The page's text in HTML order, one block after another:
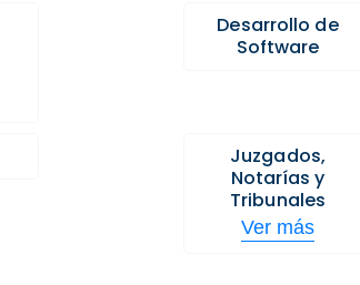
Desarrollo de
Software
Juzgados,
Notarías y
Tribunales
Ver más